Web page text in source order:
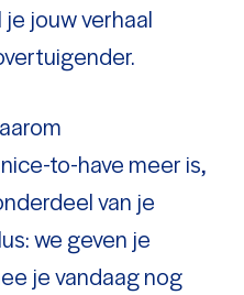
jouw verhaal
to-have meer is,
van je
we geven je
je vandaag nog